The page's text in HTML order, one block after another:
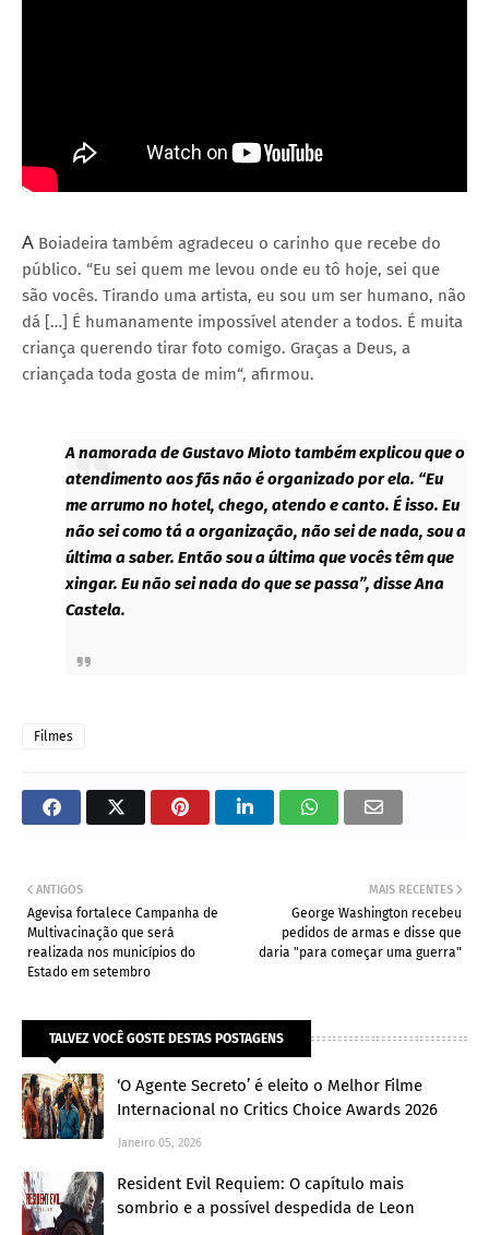
A Boiadeira também agradeceu o carinho que recebe do
público. “Eu sei quem me levou onde eu tô hoje, sei que
são vocês. Tirando uma artista, eu sou um ser humano, não
dá […] É humanamente impossível atender a todos. É muita
criança querendo tirar foto comigo. Graças a Deus, a
criançada toda gosta de mim“, afirmou.
A namorada de Gustavo Mioto também explicou que o
atendimento aos fãs não é organizado por ela. “Eu
me arrumo no hotel, chego, atendo e canto. É isso. Eu
não sei como tá a organização, não sei de nada, sou a
última a saber. Então sou a última que vocês têm que
xingar. Eu não sei nada do que se passa”, disse Ana
Castela.
Filmes
MAIS RECENTES
George Washington recebeu
pedidos de armas e disse que
daria "para começar uma guerra"
ANTIGOS
Agevisa fortalece Campanha de
Multivacinação que será
realizada nos municípios do
Estado em setembro
TALVEZ VOCÊ GOSTE DESTAS POSTAGENS
‘O Agente Secreto’ é eleito o Melhor Filme
Internacional no Critics Choice Awards 2026
Janeiro 05, 2026
Resident Evil Requiem: O capítulo mais
sombrio e a possível despedida de Leon